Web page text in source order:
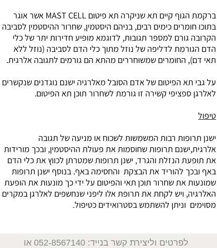
ברקמת הגוף קיים תא שניקרה תא פיטום MAST CELL אשר אוגר
בתוכו חומרים כימים רבים, בניהם היסטמין, שחרור ההיסטמין לסביבה
הקרובה גורם למספר תגובות, לדוגמא מופיע חדירות יתר של כלי
הדם הגורמת לדליפה של נוזל מתוך כלי הדם לסביבה (נוזל ללא
תאי דם), החומרים שמשוחררים מהתא הם גורמים לתגובה אלרגית.
על גבי תא הפיטום של אדם הסובל מאלרגיה ישנם נוגדנים שנקשרים
לאלרגן ספציפי קשירה זו גורמת לשחרור תוכן תא הפיטום.
טיפול
ישנן תרופות רבות המשמשות לשכוח או מניעה של תגובה
אלרגית,ישנם תרופות שחוסמות את פעולת ההיסטמין, ובכך מורידות
את תופעת הנזלת והגרד, ישנן תרופות שמטרתן לכווץ את כלי הדם
באף ובכך להוריד את הבצקת והחסימה באף. בנוסף ישנן תרופות
שמונעות את שחרור תוכן תאי והפיטום על ידי כך מונעות את הופעת
האלרגיה, ויש לקחת את תרופת אלו ליפני שנחשפים לאלרגן במקרים
מסוימים וניתן להשתמש בסטרואידים כטיפול.
לפרטים וליצירת קשר בנייד: 052-8567140
או